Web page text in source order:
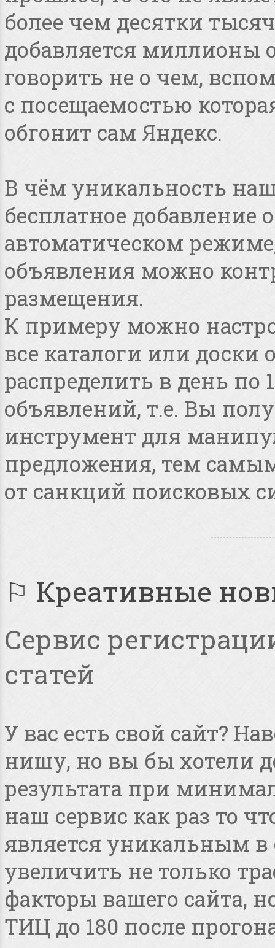
более чем десятки
добавляется миллионы
говорить не о чем,
с посещаемостью
обгонит сам Яндекс.
В чём уникальность
бесплатное добавление
автоматическом
объявления можно
размещения.
К примеру можно
все каталоги или
распределить в день по
объявлений, т.е. Вы
инструмент для
предложения, тем
от санкций поисковых
⚐ Креативные
Сервис
статей
У вас есть свой сайт?
нишу, но вы бы хотели
результата при
наш сервис как раз то
является уникальным в
увеличить не только
факторы вашего сайта,
ТИЦ до 180 после